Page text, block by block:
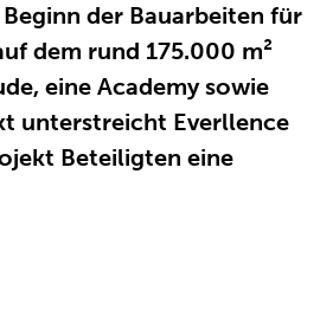
der Bauarbeiten für
dem rund 175.000 m²
eine Academy sowie
unterstreicht Everllence
Beteiligten eine